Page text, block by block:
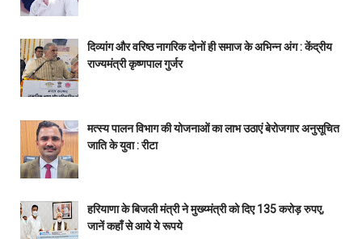
दिव्यांग और वरिष्ठ नागरिक दोनों ही समाज के अभिन्न अंग : केंद्रीय
राज्यमंत्री कृष्णपाल गुर्जर
मत्स्य पालन विभाग की योजनाओं का लाभ उठाएं बेरोजगार अनुसूचित
जाति के युवा : रीटा
हरियाणा के बिजली मंत्री ने मुख्य्मंत्री को दिए 135 करोड़ रुपए,
जानें कहाँ से आये ये रूपये